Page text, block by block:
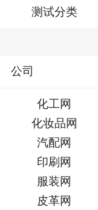
测试分类
公司
化工网
化妆品网
汽配网
印刷网
服装网
皮革网